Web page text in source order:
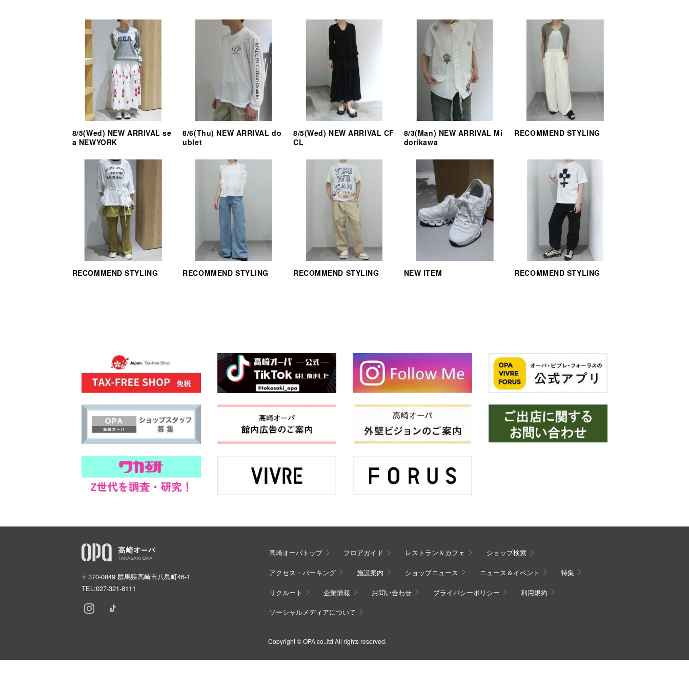
8/5(Wed) NEW ARRIVAL se
a NEWYORK
8/6(Thu) NEW ARRIVAL do
ublet
8/5(Wed) NEW ARRIVAL CF
CL
8/3(Man) NEW ARRIVAL Mi
dorikawa
RECOMMEND STYLING
RECOMMEND STYLING RECOMMEND STYLING RECOMMEND STYLING NEW ITEM RECOMMEND STYLING
〒370-0849 群馬県高崎市八島町46-1
TEL:027-321-8111
高崎オーパトップ フロアガイド レストラン＆カフェ ショップ検索
アクセス・パーキング 施設案内 ショップニュース ニュース＆イベント 特集
リクルート 企業情報 お問い合わせ プライバシーポリシー 利用規約
ソーシャルメディアについて
Copyright © OPA co.,ltd All rights reserved.